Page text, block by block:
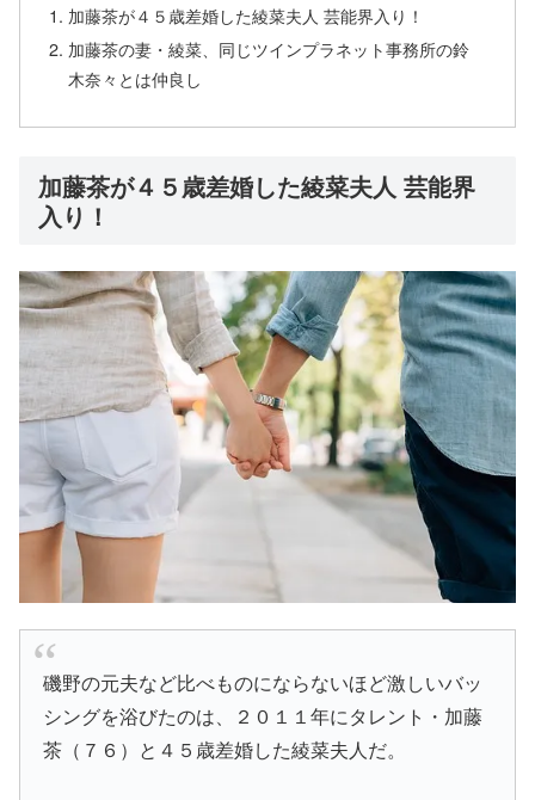
加藤茶が４５歳差婚した綾菜夫人 芸能界入り！
加藤茶の妻・綾菜、同じツインプラネット事務所の鈴
木奈々とは仲良し
加藤茶が４５歳差婚した綾菜夫人 芸能界
入り！
磯野の元夫など比べものにならないほど激しいバッ
シングを浴びたのは、２０１１年にタレント・加藤
茶（７６）と４５歳差婚した綾菜夫人だ。